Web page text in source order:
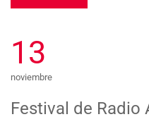
13
noviembre
Festival de Radio